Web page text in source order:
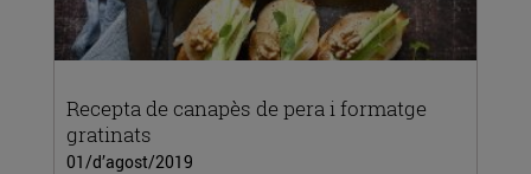
Recepta de canapès de pera i formatge
gratinats
01/d’agost/2019